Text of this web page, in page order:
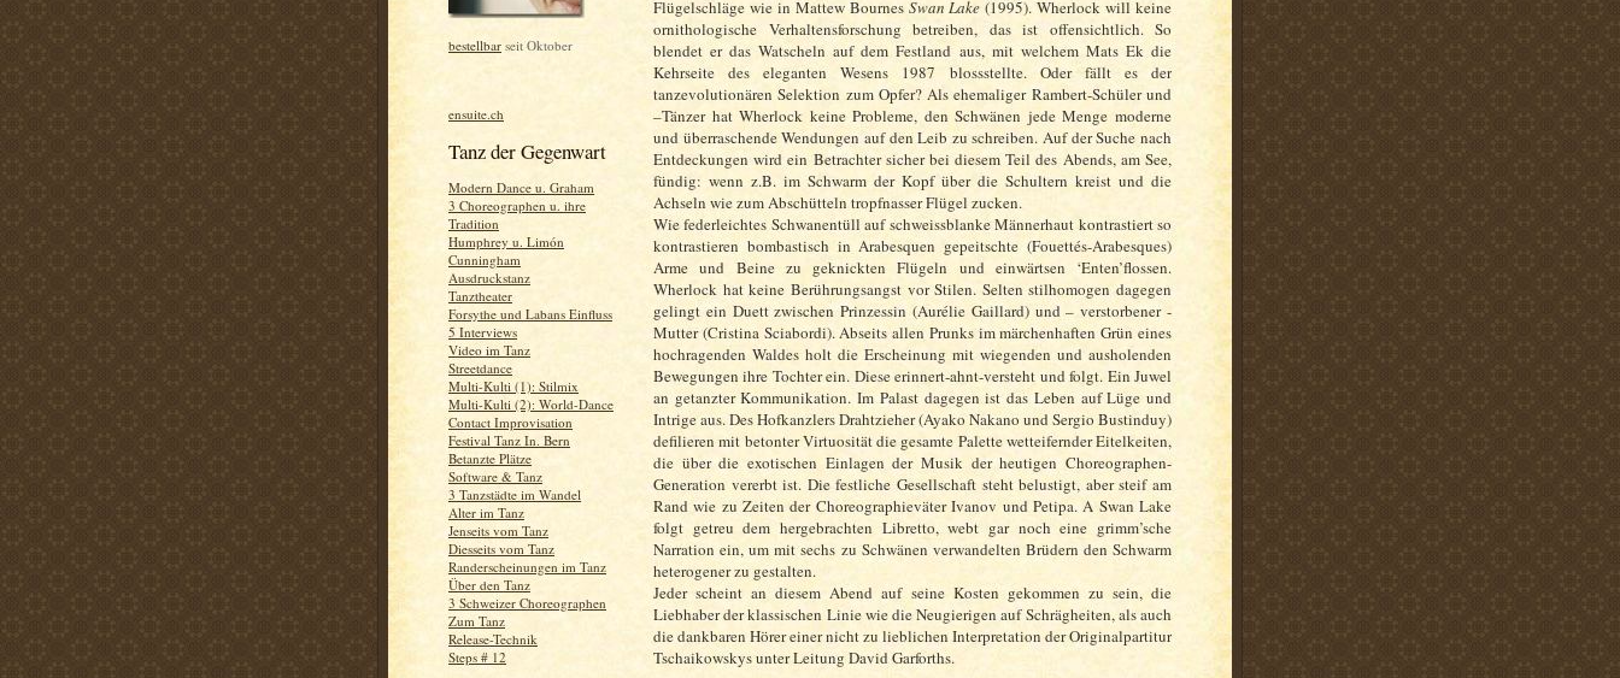
bestellbar seit Oktober
ensuite.ch
Tanz der Gegenwart
Modern Dance u. Graham
3 Choreographen u. ihre
Tradition
Humphrey u. Limón
Cunningham
Ausdruckstanz
Tanztheater
Forsythe und Labans Einfluss
5 Interviews
Video im Tanz
Streetdance
Multi-Kulti (1): Stilmix
Multi-Kulti (2): World-Dance
Contact Improvisation
Festival Tanz In. Bern
Betanzte Plätze
Software & Tanz
3 Tanzstädte im Wandel
Alter im Tanz
Jenseits vom Tanz
Diesseits vom Tanz
Randerscheinungen im Tanz
Über den Tanz
3 Schweizer Choreographen
Zum Tanz
Release-Technik
Steps # 12
Flügelschläge wie in Mattew Bournes Swan Lake (1995). Wherlock will keine
ornithologische Verhaltensforschung betreiben, das ist offensichtlich. So
blendet er das Watscheln auf dem Festland aus, mit welchem Mats Ek die
Kehrseite des eleganten Wesens 1987 blossstellte. Oder fällt es der
tanzevolutionären Selektion zum Opfer? Als ehemaliger Rambert-Schüler und
–Tänzer hat Wherlock keine Probleme, den Schwänen jede Menge moderne
und überraschende Wendungen auf den Leib zu schreiben. Auf der Suche nach
Entdeckungen wird ein Betrachter sicher bei diesem Teil des Abends, am See,
fündig: wenn z.B. im Schwarm der Kopf über die Schultern kreist und die
Achseln wie zum Abschütteln tropfnasser Flügel zucken.
Wie federleichtes Schwanentüll auf schweissblanke Männerhaut kontrastiert so
kontrastieren bombastisch in Arabesquen gepeitschte (Fouettés-Arabesques)
Arme und Beine zu geknickten Flügeln und einwärtsen ‘Enten’flossen.
Wherlock hat keine Berührungsangst vor Stilen. Selten stilhomogen dagegen
gelingt ein Duett zwischen Prinzessin (Aurélie Gaillard) und – verstorbener -
Mutter (Cristina Sciabordi). Abseits allen Prunks im märchenhaften Grün eines
hochragenden Waldes holt die Erscheinung mit wiegenden und ausholenden
Bewegungen ihre Tochter ein. Diese erinnert-ahnt-versteht und folgt. Ein Juwel
an getanzter Kommunikation. Im Palast dagegen ist das Leben auf Lüge und
Intrige aus. Des Hofkanzlers Drahtzieher (Ayako Nakano und Sergio Bustinduy)
defilieren mit betonter Virtuosität die gesamte Palette wetteifernder Eitelkeiten,
die über die exotischen Einlagen der Musik der heutigen Choreographen-
Generation vererbt ist. Die festliche Gesellschaft steht belustigt, aber steif am
Rand wie zu Zeiten der Choreographieväter Ivanov und Petipa. A Swan Lake
folgt getreu dem hergebrachten Libretto, webt gar noch eine grimm’sche
Narration ein, um mit sechs zu Schwänen verwandelten Brüdern den Schwarm
heterogener zu gestalten.
Jeder scheint an diesem Abend auf seine Kosten gekommen zu sein, die
Liebhaber der klassischen Linie wie die Neugierigen auf Schrägheiten, als auch
die dankbaren Hörer einer nicht zu lieblichen Interpretation der Originalpartitur
Tschaikowskys unter Leitung David Garforths.